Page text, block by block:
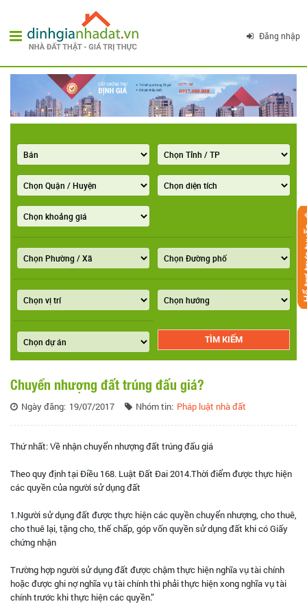
Đăng nhập
Chuyển nhượng đất trúng đấu giá?
Ngày đăng: 19/07/2017 Nhóm tin: Pháp luật nhà đất
Thứ nhất: Về nhận chuyển nhượng đất trúng đấu giá
Theo quy định tại Điều 168. Luật Đất Đai 2014.Thời điểm được thực hiện
các quyền của người sử dụng đất
1.Người sử dụng đất được thực hiện các quyền chuyển nhượng, cho thuê,
cho thuê lại, tặng cho, thế chấp, góp vốn quyền sử dụng đất khi có Giấy
chứng nhận
Trường hợp người sử dụng đất được chậm thực hiện nghĩa vụ tài chính
hoặc được ghi nợ nghĩa vụ tài chính thì phải thực hiện xong nghĩa vụ tài
chính trước khi thực hiện các quyền.”